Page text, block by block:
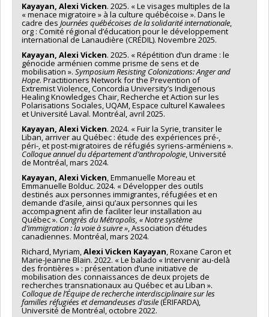
Kayayan, Alexi Vicken. 2025. « Le visages multiples de la
« menace migratoire » à la culture québécoise ». Dans le
cadre des Journées québécoises de la solidarité internationale,
org : Comité régional d’éducation pour le développement
international de Lanaudière (CRÉDIL). Novembre 2025.
Kayayan, Alexi Vicken. 2025. « Répétition d’un drame : le
génocide arménien comme prisme de sens et de
mobilisation ». Symposium Resisting Colonizations: Anger and
Hope. Practitioners Network for the Prevention of
Extremist Violence, Concordia University’s Indigenous
Healing Knowledges Chair, Recherche et Action sur les
Polarisations Sociales, UQAM, Espace culturel Kawalees
et Université Laval. Montréal, avril 2025.
Kayayan, Alexi Vicken. 2024. « Fuir la Syrie, transiter le
Liban, arriver au Québec : étude des expériences pré-,
péri-, et post-migratoires de réfugiés syriens-arméniens ».
Colloque annuel du département d’anthropologie, Université
de Montréal, mars 2024.
Kayayan, Alexi Vicken, Emmanuelle Moreau et
Emmanuelle Bolduc. 2024. « Développer des outils
destinés aux personnes immigrantes, réfugiées et en
demande d’asile, ainsi qu’aux personnes qui les
accompagnent afin de faciliter leur installation au
Québec ». Congrès du Métropolis, « Notre système
d’immigration : la voie à suivre », Association d’études
canadiennes. Montréal, mars 2024.
Richard, Myriam,Alexi Vicken Kayayan, Roxane Caron et
Marie-Jeanne Blain. 2022. « Le balado « Intervenir au-delà
des frontières » : présentation d’une initiative de
mobilisation des connaissances de deux projets de
recherches transnationaux au Québec et au Liban ».
Colloque de l’Équipe de recherche interdisciplinaire sur les
familles réfugiées et demandeuses d’asile(ÉRIFARDA),
Université de Montréal, octobre 2022.